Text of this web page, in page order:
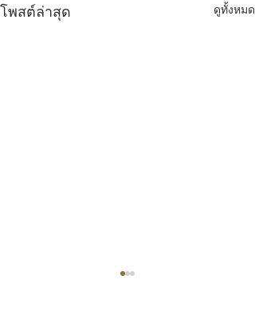
โพสต์ล่าสุด ดูทั้งหมด